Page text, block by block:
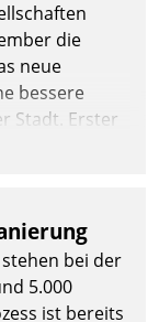
die
neue
bessere
Stadt. Erster
Hub mit
bei der
5.000
ist bereits